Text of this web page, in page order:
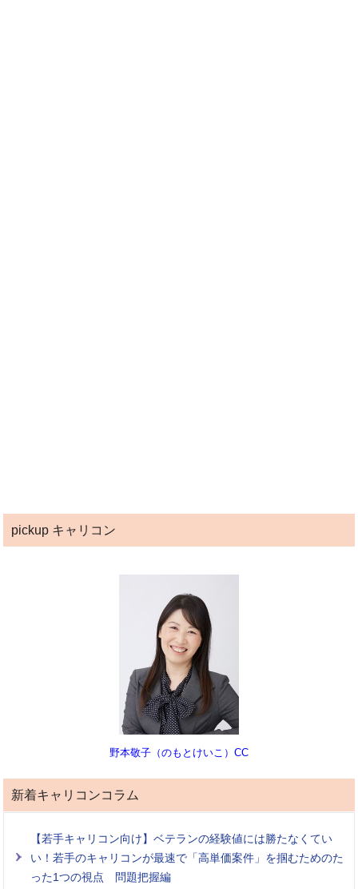
pickup キャリコン
野本敬子（のもとけいこ）CC
新着キャリコンコラム
【若手キャリコン向け】ベテランの経験値には勝たなくてい
い！若手のキャリコンが最速で「高単価案件」を掴むためのた
った1つの視点 問題把握編